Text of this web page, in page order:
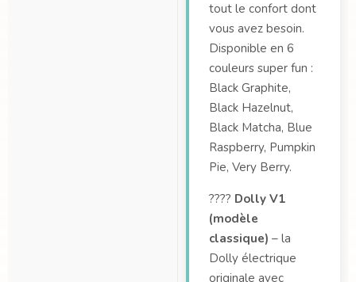
tout le confort dont
vous avez besoin.
Disponible en 6
couleurs super fun :
Black Graphite,
Black Hazelnut,
Black Matcha, Blue
Raspberry, Pumpkin
Pie, Very Berry.
???? Dolly V1
(modèle
classique) – la
Dolly électrique
originale avec